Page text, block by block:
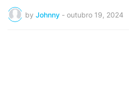
by Johnny - outubro 19, 2024